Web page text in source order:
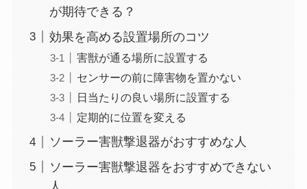
が期待できる？
効果を高める設置場所のコツ
害獣が通る場所に設置する
センサーの前に障害物を置かない
日当たりの良い場所に設置する
定期的に位置を変える
ソーラー害獣撃退器がおすすめな人
ソーラー害獣撃退器をおすすめできない
人